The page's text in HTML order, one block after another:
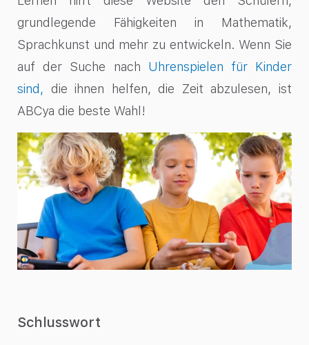
grundlegende Fähigkeiten in Mathematik,
Sprachkunst und mehr zu entwickeln. Wenn Sie
auf der Suche nach Uhrenspielen für Kinder
sind, die ihnen helfen, die Zeit abzulesen, ist
ABCya die beste Wahl!
Schlusswort